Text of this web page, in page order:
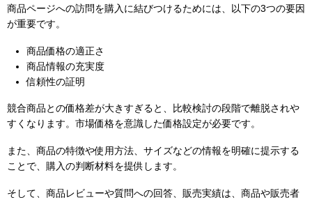
商品ページへの訪問を購入に結びつけるためには、以下の3つの要因
が重要です。
商品価格の適正さ
商品情報の充実度
信頼性の証明
競合商品との価格差が大きすぎると、比較検討の段階で離脱されや
すくなります。市場価格を意識した価格設定が必要です。
また、商品の特徴や使用方法、サイズなどの情報を明確に提示する
ことで、購入の判断材料を提供します。
そして、商品レビューや質問への回答、販売実績は、商品や販売者